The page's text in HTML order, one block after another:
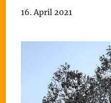
16. April 2021